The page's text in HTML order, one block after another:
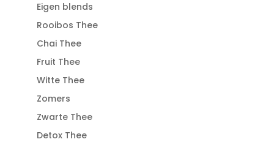
Eigen blends
Rooibos Thee
Chai Thee
Fruit Thee
Witte Thee
Zomers
Zwarte Thee
Detox Thee